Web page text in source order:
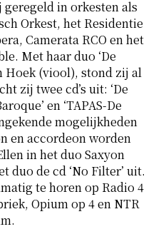
in orkesten als
Orkest, het Residentie
Camerata RCO en het
Met haar duo ‘De
Hoek (viool), stond zij al
zij twee cd’s uit: ‘De
en ‘TAPAS-De
mogelijkheden
en accordeon worden
in het duo Saxyon
duo de cd ‘No Filter’ uit.
te horen op Radio 4
Opium op 4 en NTR